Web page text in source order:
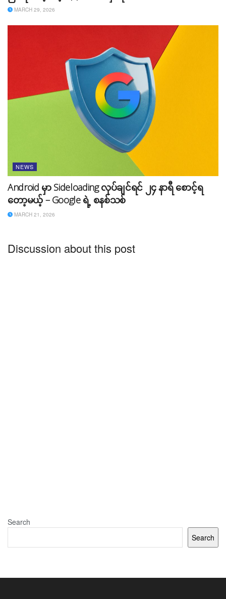
MARCH 29, 2026
NEWS
Android မှာ Sideloading လုပ်ချင်ရင် ၂၄ နာရီ စောင့်ရ
တော့မယ့် – Google ရဲ့ စနစ်သစ်
MARCH 21, 2026
Discussion about this post
Search
Search